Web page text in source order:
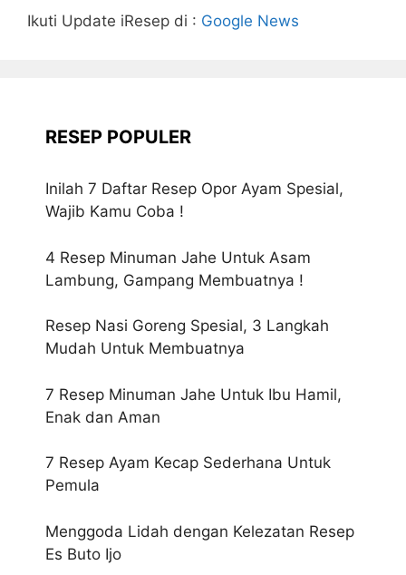
Ikuti Update iResep di : Google News
RESEP POPULER
Inilah 7 Daftar Resep Opor Ayam Spesial,
Wajib Kamu Coba !
4 Resep Minuman Jahe Untuk Asam
Lambung, Gampang Membuatnya !
Resep Nasi Goreng Spesial, 3 Langkah
Mudah Untuk Membuatnya
7 Resep Minuman Jahe Untuk Ibu Hamil,
Enak dan Aman
7 Resep Ayam Kecap Sederhana Untuk
Pemula
Menggoda Lidah dengan Kelezatan Resep
Es Buto Ijo